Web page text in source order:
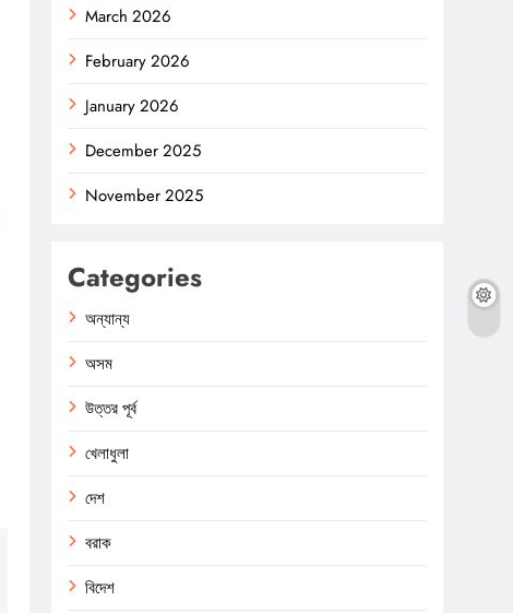
March 2026
February 2026
January 2026
December 2025
November 2025
Categories
অন্যান্য
অসম
উত্তর পূর্ব
খেলাধুলা
দেশ
বরাক
বিদেশ